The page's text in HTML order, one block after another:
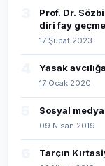
Prof. Dr.
diri fay
17 Şubat 2023
Yasak
17 Ocak 2020
Sosyal
09 Nisan 2019
Tarçın